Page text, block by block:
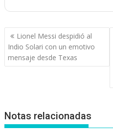
Navegación
de
entradas
Lionel Messi despidió al
Indio Solari con un emotivo
mensaje desde Texas
Notas relacionadas